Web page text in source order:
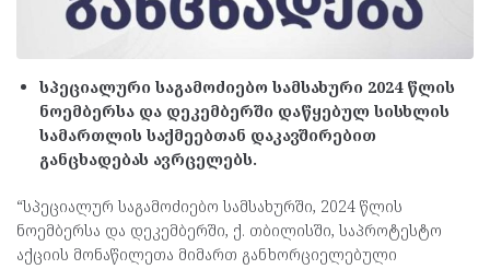
სპეციალური საგამოძიებო სამსახური 2024 წლის
ნოემბერსა და დეკემბერში დაწყებულ სისხლის
სამართლის საქმეებთან დაკავშირებით
განცხადებას ავრცელებს.
“სპეციალურ საგამოძიებო სამსახურში, 2024 წლის
ნოემბერსა და დეკემბერში, ქ. თბილისში, საპროტესტო
აქციის მონაწილეთა მიმართ განხორციელებული